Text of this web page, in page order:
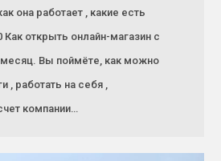
она работает , какие есть
Как открыть онлайн-магазин с
Вы поймёте, как можно
, работать на себя ,
компании…